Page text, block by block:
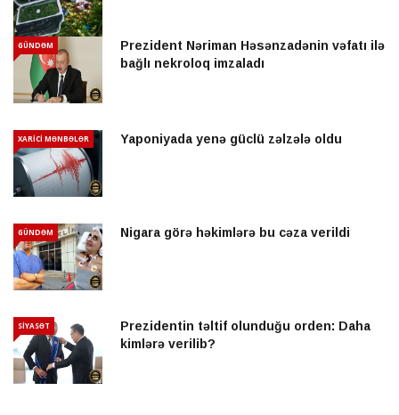
GÜNDƏM
Prezident Nəriman Həsənzadənin vəfatı ilə
bağlı nekroloq imzaladı
XARİCİ MƏNBƏLƏR Yaponiyada yenə güclü zəlzələ oldu
GÜNDƏM Nigara görə həkimlərə bu cəza verildi
SİYASƏT
Prezidentin təltif olunduğu orden: Daha
kimlərə verilib?